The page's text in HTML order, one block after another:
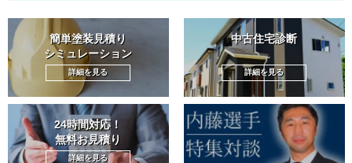
簡単塗装見積り
シミュレーション
詳細を見る
中古住宅診断
詳細を見る
24時間対応！
無料お見積り
詳細を見る